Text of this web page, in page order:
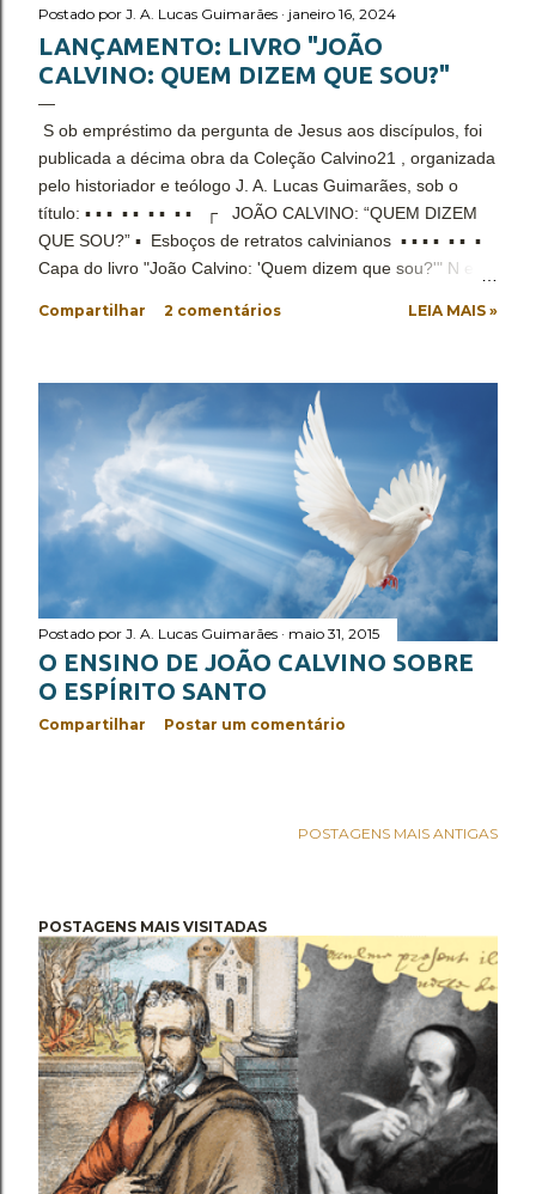
Postado por J. A. Lucas Guimarães janeiro 16, 2024
LANÇAMENTO: LIVRO "JOÃO
CALVINO: QUEM DIZEM QUE SOU?"
S ob empréstimo da pergunta de Jesus aos discípulos, foi
publicada a décima obra da Coleção Calvino21 , organizada
pelo historiador e teólogo J. A. Lucas Guimarães, sob o
título: ▪ ▪ ▪ ▪ ▪ ▪ ▪ ▪ ▪ ┌ JOÃO CALVINO: “QUEM DIZEM
QUE SOU?” ▪ Esboços de retratos calvinianos ▪ ▪ ▪ ▪ ▪ ▪ ▪
Capa do livro "João Calvino: 'Quem dizem que sou?'" N ela
com as identificações à pessoa de João Calvino desde sua
lance de existência atual, é possível que ele fizesse
semelhante indagação, apesar de seu desinteresse por ela
em sua existência. Desse modo, tem início o empenho de
disponibilizar a verdade histórica da identidade e
identificação de João Calvino: advogado, um dos principais
líder da Reforma Protestante do século XVI, pastor na
cidade de Genebra e escritor cristão, com vasta liter...
Compartilhar 2 comentários LEIA MAIS »
Postado por J. A. Lucas Guimarães maio 31, 2015
O ENSINO DE JOÃO CALVINO SOBRE
O ESPÍRITO SANTO
Compartilhar Postar um comentário
POSTAGENS MAIS ANTIGAS
POSTAGENS MAIS VISITADAS